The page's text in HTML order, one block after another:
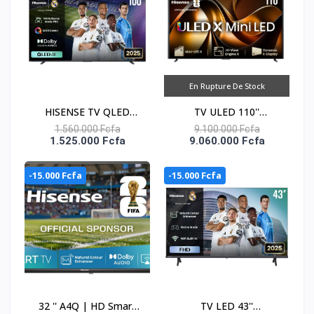
HISENSE TV QLED
CONNECTEE 100''
VIDAA -100Q7Q
1.560.000 Fcfa
1.525.000 Fcfa
En Rupture De Stock
TV ULED 110''
CONNECTEE 4K UHD
MINI-LED-ULED X -
9.100.000 Fcfa
9.060.000 Fcfa
-15.000 Fcfa
32 '' A4Q | HD Smart
-15.000 Fcfa
TV LED 43''